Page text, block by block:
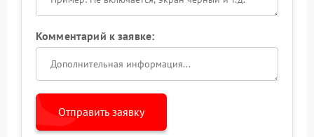
Комментарий к заявке:
Отправить заявку